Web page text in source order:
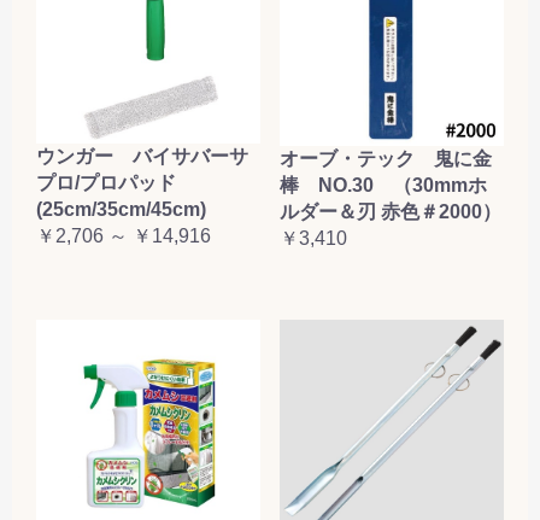
お買い物を続ける カートへ進む
ウンガー バイサバーサ
プロ/プロパッド
(25cm/35cm/45cm)
￥2,706 ～ ￥14,916
オーブ・テック 鬼に金
棒 NO.30 （30mmホ
ルダー＆刃 赤色＃2000）
￥3,410